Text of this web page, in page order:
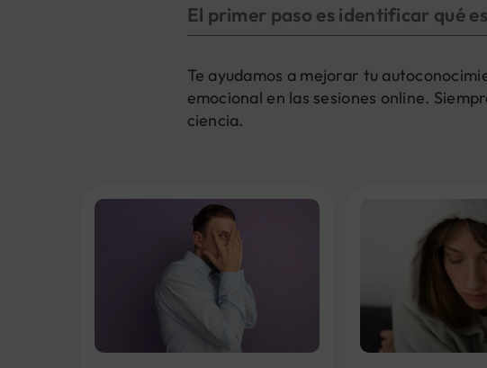
El primer paso es identificar qué es
Te ayudamos a mejorar tu
emocional en las sesiones online.
ciencia.